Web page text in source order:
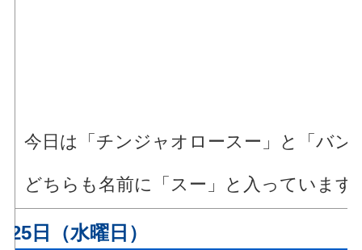
今日は「チンジャオロースー」と「バ
どちらも名前に「スー」と入っていま
25日（水曜日）